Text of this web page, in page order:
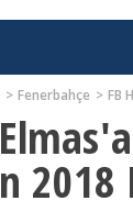
Fenerbahçe FB